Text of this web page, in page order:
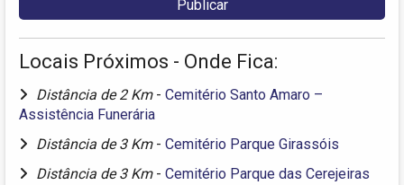
Locais Próximos - Onde Fica:
Distância de 2 Km - Cemitério Santo Amaro –
Assistência Funerária
Distância de 3 Km - Cemitério Parque Girassóis
Distância de 3 Km - Cemitério Parque das Cerejeiras